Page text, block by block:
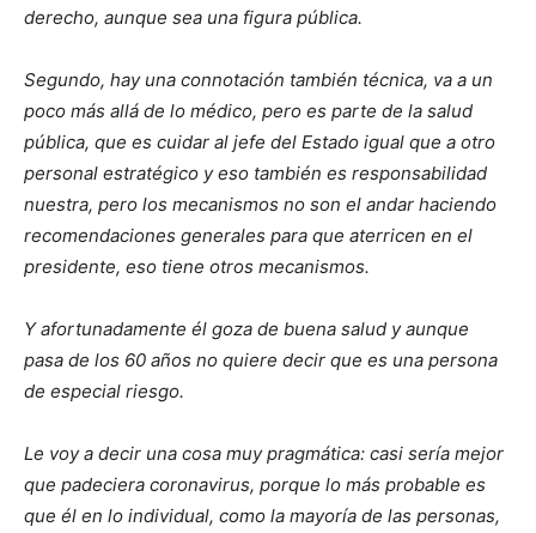
derecho, aunque sea una figura pública.
Segundo, hay una connotación también técnica, va a un
poco más allá de lo médico, pero es parte de la salud
pública, que es cuidar al jefe del Estado igual que a otro
personal estratégico y eso también es responsabilidad
nuestra, pero los mecanismos no son el andar haciendo
recomendaciones generales para que aterricen en el
presidente, eso tiene otros mecanismos.
Y afortunadamente él goza de buena salud y aunque
pasa de los 60 años no quiere decir que es una persona
de especial riesgo.
Le voy a decir una cosa muy pragmática: casi sería mejor
que padeciera coronavirus, porque lo más probable es
que él en lo individual, como la mayoría de las personas,